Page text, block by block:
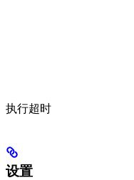
执行超时
设置